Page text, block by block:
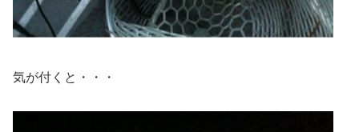
気が付くと・・・